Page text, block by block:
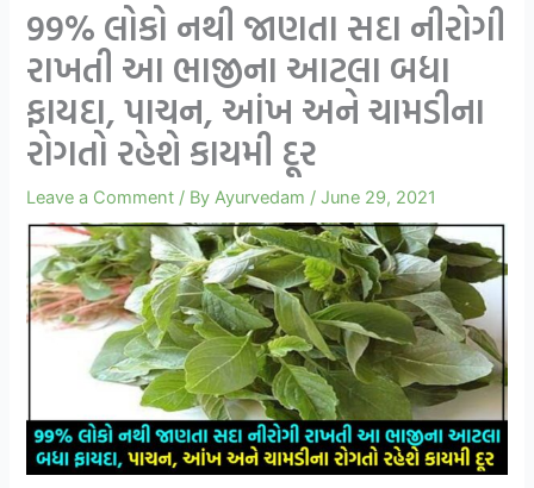
99% લોકો નથી જાણતા સદા નીરોગી
રાખતી આ ભાજીના આટલા બધા
ફાયદા, પાચન, આંખ અને ચામડીના
રોગતો રહેશે કાયમી દૂર
Leave a Comment / ByAyurvedam /June 29, 2021